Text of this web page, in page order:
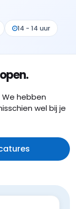
14 - 14 uur
hebben
wel bij je